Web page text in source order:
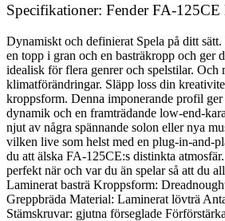
Specifikationer: Fender FA-
Dynamiskt och definierat Spela på ditt
en topp i gran och en basträkropp och
idealisk för flera genrer och spelstilar.
klimatförändringar. Släpp loss din
kroppsform. Denna imponerande profil
dynamik och en framträdande low-end-
njut av några spännande solon eller nya
vilken live som helst med en plug-in-and-
du att älska FA-125CE:s distinkta
perfekt när och var du än spelar så att du
Laminerat basträ Kroppsform:
Greppbräda Material: Laminerat lövträ
Stämskruvar: gjutna förseglade